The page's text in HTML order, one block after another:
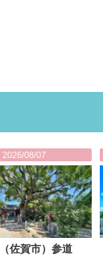
2026/08/07
佐賀市）参道